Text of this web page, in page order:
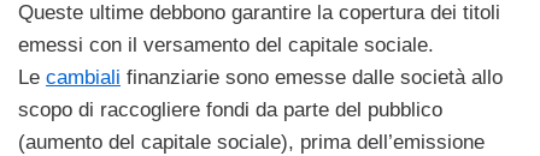
Queste ultime debbono garantire la copertura dei titoli
emessi con il versamento del capitale sociale.
Le cambiali finanziarie sono emesse dalle società allo
scopo di raccogliere fondi da parte del pubblico
(aumento del capitale sociale), prima dell’emissione